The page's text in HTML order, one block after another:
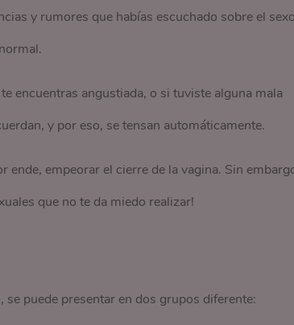
y rumores que habías escuchado sobre el sexo
encuentras angustiada, o si tuviste alguna mala
y por eso, se tensan automáticamente.
empeorar el cierre de la vagina. Sin
que no te da miedo realizar!
se puede presentar en dos grupos diferente: